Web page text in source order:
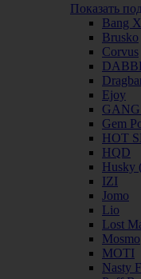
Показать
Bang
Brusko
Corvus
Ejoy
Gem
HOT
HQD
Husky
IZI
Jomo
Lio
Lost
Mosmo
MOTI
Nasty